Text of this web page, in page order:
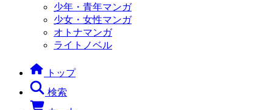
少年・青年マンガ
少女・女性マンガ
オトナマンガ
ライトノベル
トップ
検索